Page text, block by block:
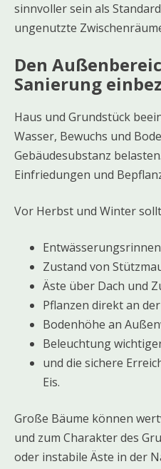
sinnvoller sein als
ungenutzte
Den
Sanierung
Haus und Grundstück
Wasser, Bewuchs und
Gebäudesubstanz
Einfriedungen und
Vor Herbst und Winter
Zustand von
Äste über Dach und
Pflanzen direkt an der
Bodenhöhe an
Beleuchtung
und die sichere
Eis.
Große Bäume können
und zum Charakter des
oder instabile Äste in der